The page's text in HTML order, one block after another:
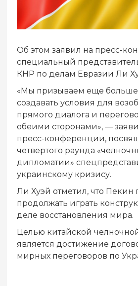
Об этом заявил на пресс-
специальный
КНР по делам Евразии Ли
«Мы призываем еще больше
создавать условия для
прямого диалога и
обеими сторонами», —
пресс-конференции,
четвертого раунда
дипломатии»
украинскому кризису.
Ли Хуэй отметил, что Пекин
продолжать играть
деле восстановления мира.
Целью китайской
является достижение
мирных переговоров по